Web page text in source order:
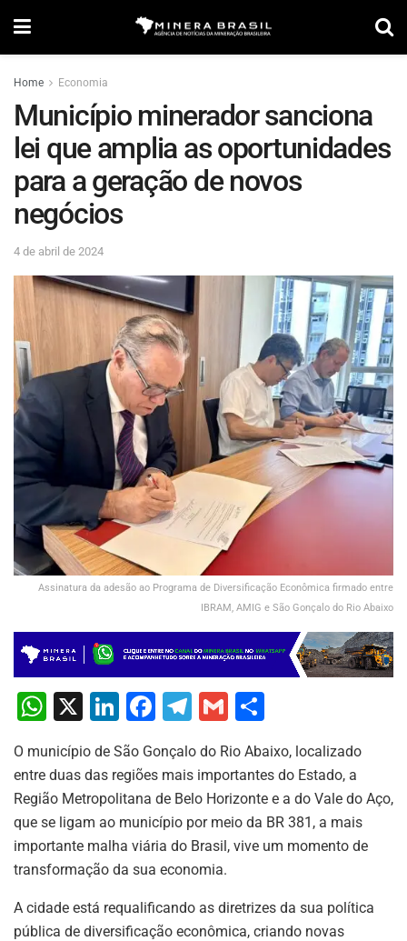
Home Economia
Município minerador sanciona
lei que amplia as oportunidades
para a geração de novos
negócios
4 de abril de 2024
Assinatura da adesão ao Programa de Diversificação Econômica firmado entre
IBRAM, AMIG e São Gonçalo do Rio Abaixo
W
at
s
A
p
p
X
Li
n
k
e
dI
n
F
c
e
b
o
o
k
T
e
gr
a
m
G
ai
l
ar
e
O município de São Gonçalo do Rio Abaixo, localizado
entre duas das regiões mais importantes do Estado, a
Região Metropolitana de Belo Horizonte e a do Vale do Aço,
que se ligam ao município por meio da BR 381, a mais
importante malha viária do Brasil, vive um momento de
transformação da sua economia.
A cidade está requalificando as diretrizes da sua política
pública de diversificação econômica, criando novas